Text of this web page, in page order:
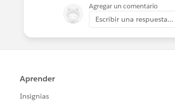
Agregar un comentario
Escribir una respuesta...